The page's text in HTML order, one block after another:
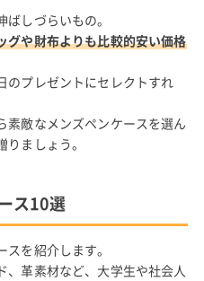
しづらいもの。
グや財布よりも比較的安い価格
のプレゼントにセレクトすれ
素敵なメンズペンケースを選ん
ましょう。
ス10選
を紹介します。
、革素材など、大学生や社会人